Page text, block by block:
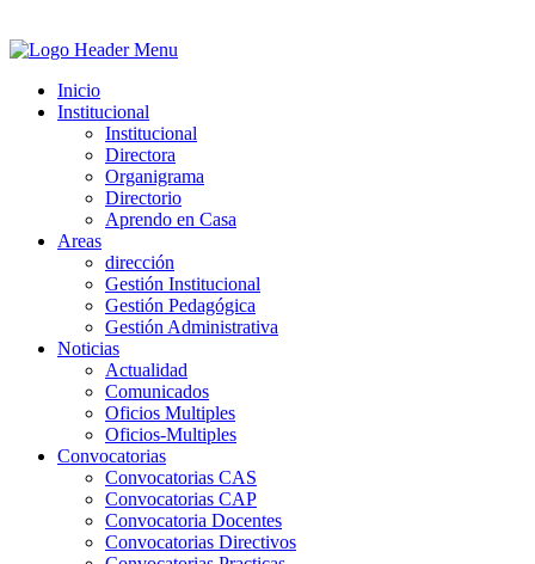
Inicio
Institucional
Institucional
Directora
Organigrama
Directorio
Aprendo en Casa
Areas
dirección
Gestión Institucional
Gestión Pedagógica
Gestión Administrativa
Noticias
Actualidad
Comunicados
Oficios Multiples
Oficios-Multiples
Convocatorias
Convocatorias CAS
Convocatorias CAP
Convocatoria Docentes
Convocatorias Directivos